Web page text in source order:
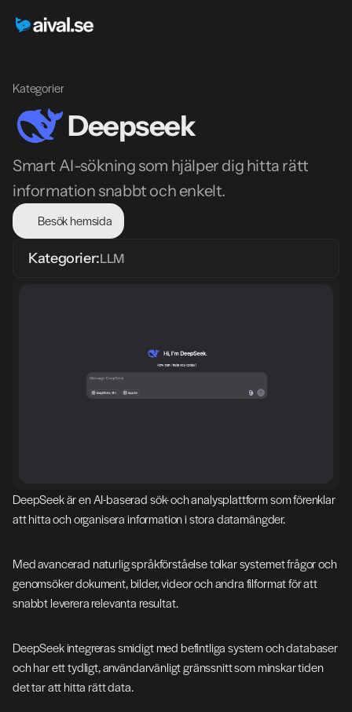
Kategorier
Deepseek
Smart AI-sökning som hjälper dig hitta rätt
information snabbt och enkelt.
Besök hemsida
Kategorier:LLM
DeepSeek är en AI-baserad sök- och analysplattform som förenklar
att hitta och organisera information i stora datamängder.
Med avancerad naturlig språkförståelse tolkar systemet frågor och
genomsöker dokument, bilder, videor och andra filformat för att
snabbt leverera relevanta resultat.
DeepSeek integreras smidigt med befintliga system och databaser
och har ett tydligt, användarvänligt gränssnitt som minskar tiden
det tar att hitta rätt data.